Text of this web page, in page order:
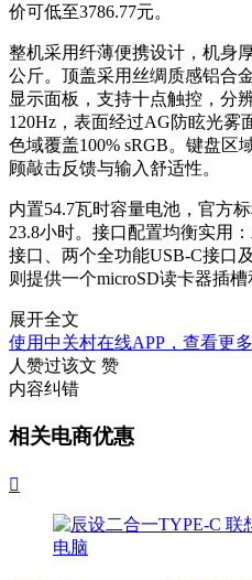
价可低至3786.77元。
整机采用纤薄便携设计，机身
公斤。顶盖采用丝绸质感铝合
显示面板，支持十点触控，分
120Hz，表面经过AG防眩光雾
色域覆盖100% sRGB。键盘区
顾敲击反馈与输入舒适性。
内置54.7瓦时容量电池，官方
23.8小时。接口配置均衡实用
接口、两个全功能USB-C接口
则提供一个microSD读卡器插
展开全文
使用中关村在线APP，查看更
人赞过该文 赞
内容纠错
相关电商优惠
